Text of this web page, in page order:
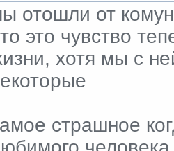
отошли от
это чувство
хотя мы с
страшное